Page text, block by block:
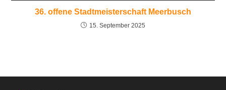
36. offene Stadtmeisterschaft Meerbusch
15. September 2025